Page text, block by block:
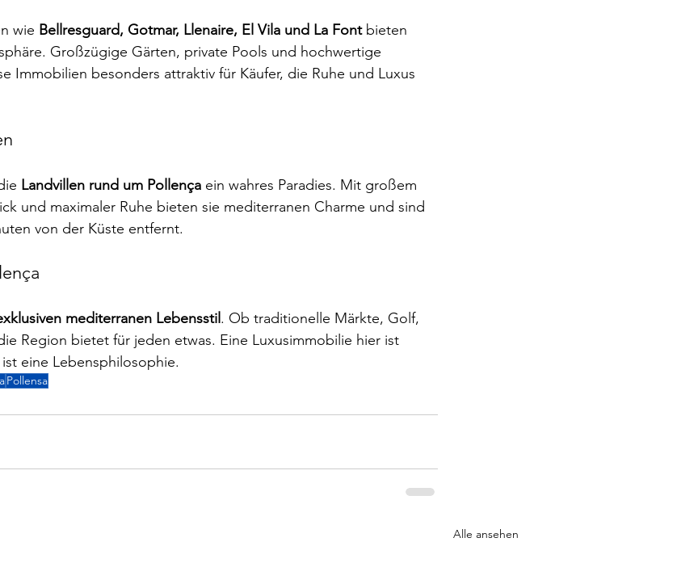
wie Bellresguard, Gotmar, Llenaire, El Vila und La Font bieten
Großzügige Gärten, private Pools und hochwertige
Immobilien besonders attraktiv für Käufer, die Ruhe und Luxus
Landvillen rund um Pollença ein wahres Paradies. Mit großem
und maximaler Ruhe bieten sie mediterranen Charme und sind
von der Küste entfernt.
mediterranen Lebensstil. Ob traditionelle Märkte, Golf,
Region bietet für jeden etwas. Eine Luxusimmobilie hier ist
eine Lebensphilosophie.
Pollensa
Alle ansehen